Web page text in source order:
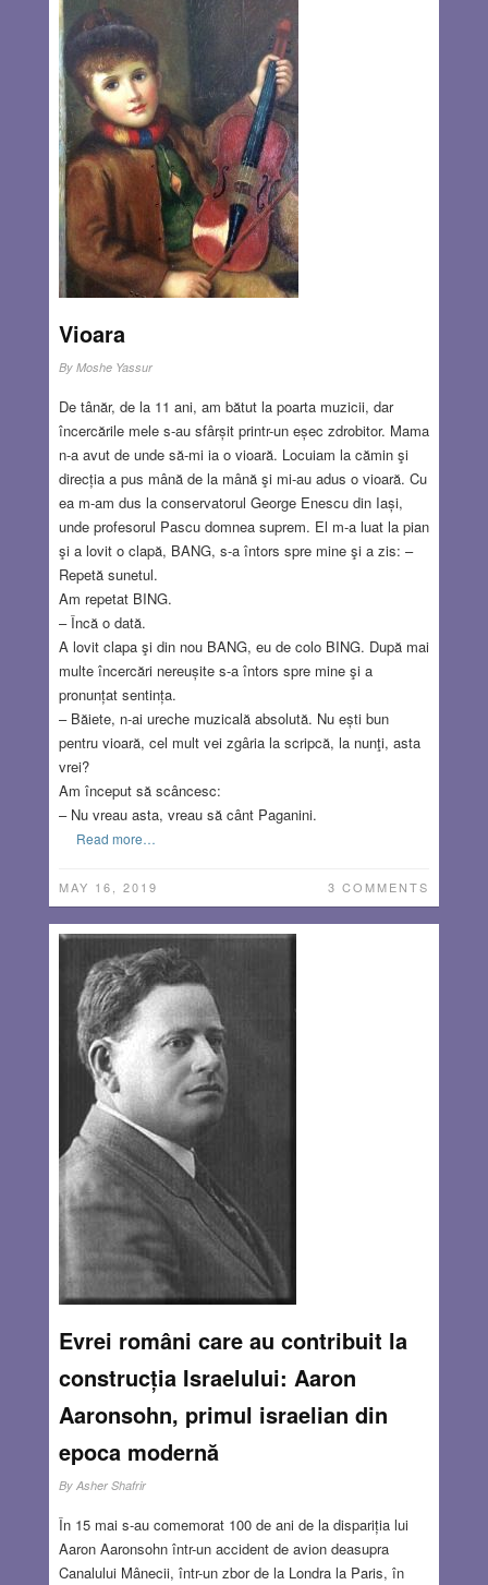
Vioara
By Moshe Yassur
De tânăr, de la 11 ani, am bătut la poarta muzicii, dar
încercările mele s-au sfârșit printr-un eșec zdrobitor. Mama
n-a avut de unde să-mi ia o vioară. Locuiam la cămin şi
direcția a pus mână de la mână şi mi-au adus o vioară. Cu
ea m-am dus la conservatorul George Enescu din Iași,
unde profesorul Pascu domnea suprem. El m-a luat la pian
şi a lovit o clapă, BANG, s-a întors spre mine şi a zis: –
Repetă sunetul.
Am repetat BING.
– Încă o dată.
A lovit clapa şi din nou BANG, eu de colo BING. După mai
multe încercări nereușite s-a întors spre mine şi a
pronunțat sentința.
– Băiete, n-ai ureche muzicală absolută. Nu ești bun
pentru vioară, cel mult vei zgâria la scripcă, la nunţi, asta
vrei?
Am început să scâncesc:
– Nu vreau asta, vreau să cânt Paganini.
Read more…
MAY 16, 2019 3 COMMENTS
Evrei români care au contribuit la
construcția Israelului: Aaron
Aaronsohn, primul israelian din
epoca modernă
By Asher Shafrir
În 15 mai s-au comemorat 100 de ani de la dispariția lui
Aaron Aaronsohn într-un accident de avion deasupra
Canalului Mânecii, într-un zbor de la Londra la Paris, în